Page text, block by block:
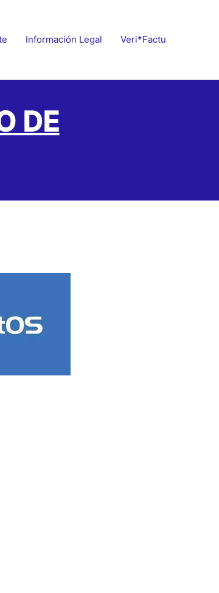
Información Legal Veri*factu
DE